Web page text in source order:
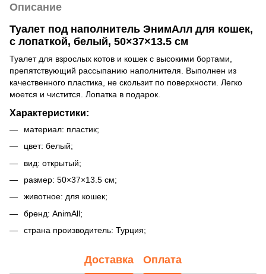
Описание
Туалет под наполнитель ЭнимАлл для кошек,
с лопаткой, белый, 50×37×13.5 см
Туалет для взрослых котов и кошек с высокими бортами,
препятствующий рассыпанию наполнителя. Выполнен из
качественного пластика, не скользит по поверхности. Легко
моется и чистится. Лопатка в подарок.
Характеристики:
материал: пластик;
цвет: белый;
вид: открытый;
размер: 50×37×13.5 см;
животное: для кошек;
бренд: AnimAll;
страна производитель: Турция;
Доставка Оплата